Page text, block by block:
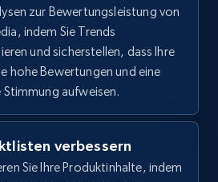
Jetzt anfangen
name, Description, Detailed
Return policy, and more.
zur Bewertungsleistung von
indem Sie Trends
und sicherstellen, dass Ihre
hohe Bewertungen und eine
aufweisen.
verbessern
Sie Ihre Produktinhalte, indem